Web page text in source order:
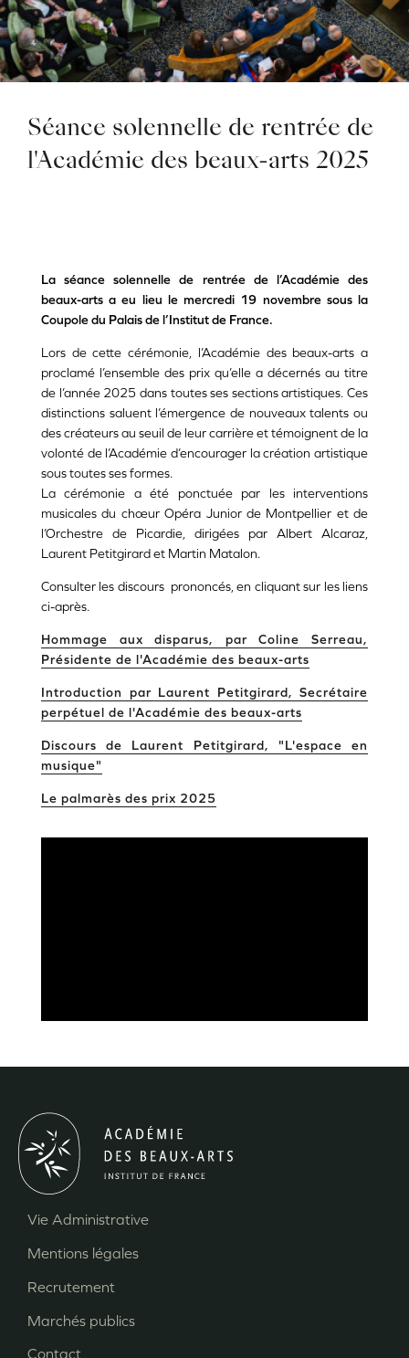
Séance solennelle de rentrée de
l'Académie des beaux-arts 2025
La séance solennelle de rentrée de l’Académie des
beaux-arts a eu lieu le mercredi 19 novembre sous la
Coupole du Palais de l’Institut de France.
Lors de cette cérémonie, l’Académie des beaux-arts a
proclamé l’ensemble des prix qu’elle a décernés au titre
de l’année 2025 dans toutes ses sections artistiques. Ces
distinctions saluent l’émergence de nouveaux talents ou
des créateurs au seuil de leur carrière et témoignent de la
volonté de l’Académie d’encourager la création artistique
sous toutes ses formes.
La cérémonie a été ponctuée par les interventions
musicales du chœur Opéra Junior de Montpellier et de
l’Orchestre de Picardie, dirigées par Albert Alcaraz,
Laurent Petitgirard et Martin Matalon.
Consulter les discours prononcés, en cliquant sur les liens
ci-après.
Hommage aux disparus, par Coline Serreau,
Présidente de l'Académie des beaux-arts
Introduction par Laurent Petitgirard, Secrétaire
perpétuel de l'Académie des beaux-arts
Discours de Laurent Petitgirard, "L'espace en
musique"
Le palmarès des prix 2025
Pied
de
page
Vie Administrative
Mentions légales
Recrutement
Marchés publics
Contact